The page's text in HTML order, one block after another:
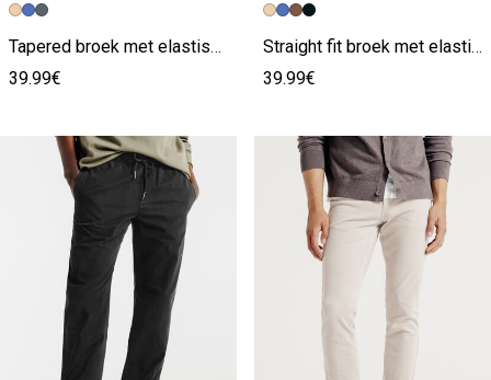
Vorige afbeelding
Volgende beeld
Tapered broek met elastische taille
39.99€
Vorige afbeelding
Volgende beeld
Straight fit broek met elastische taille
39.99€